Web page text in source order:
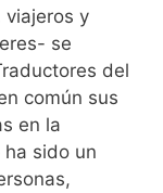
viajeros y
se
del
común sus
en la
sido un